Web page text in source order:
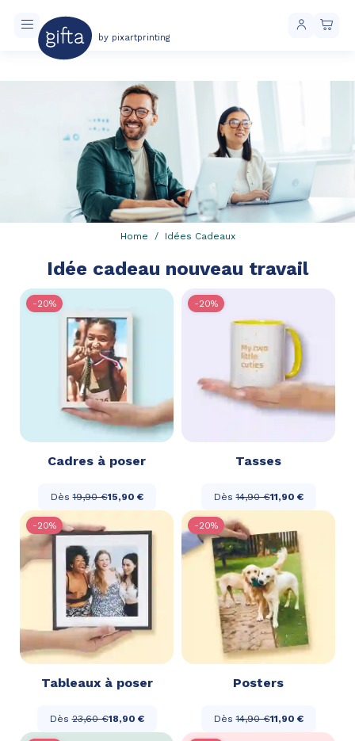
by pixartprinting
Livraison toujours gratuite à partir de 40 € d'achat
Home Idées Cadeaux
Idée cadeau nouveau travail
-20%
Cadres à poser
Dès19,90 €15,90 €
-20%
Tasses
Dès14,90 €11,90 €
-20%
Tableaux à poser
Dès23,60 €18,90 €
-20%
Posters
Dès14,90 €11,90 €